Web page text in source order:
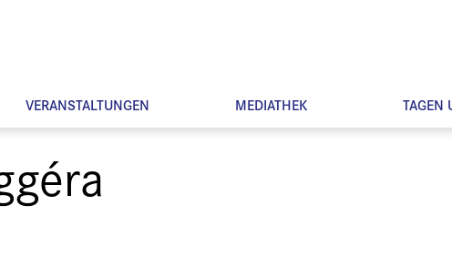
VERANSTALTUNGEN MEDIATHEK TAGEN